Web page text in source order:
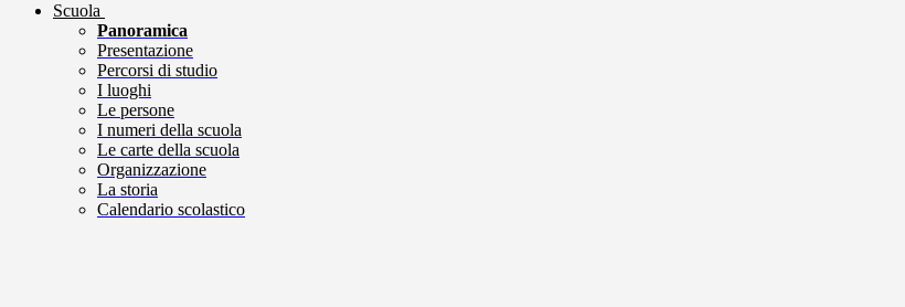
Scuola
Panoramica
Presentazione
Percorsi di studio
I luoghi
Le persone
I numeri della scuola
Le carte della scuola
Organizzazione
La storia
Calendario scolastico